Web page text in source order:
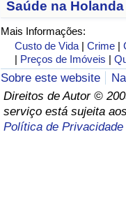
Saúde na Holanda
Mais Informações:
Custo de Vida |Crime |
| Preços de Imóveis |
Sobre este website
Direitos de Autor ©
serviço está sujeita
Política de Privacidade
Indicador de Custo
em Aqaba
Indicador de Preços
Índice de qualidade
Crime
Taxa do Indicador